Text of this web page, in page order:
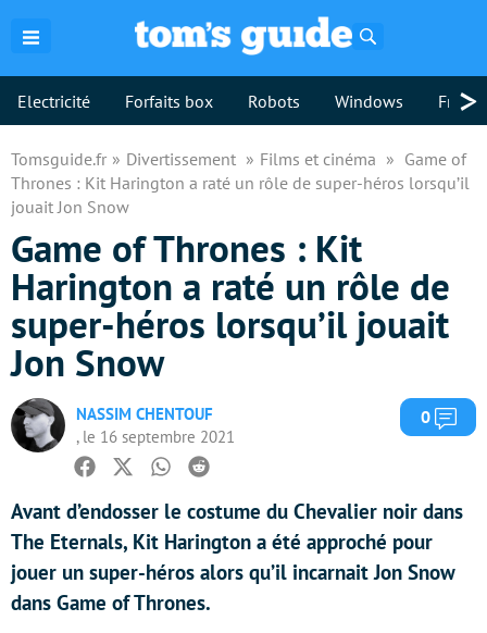
Electricité Forfaits box Robots Windows >
Tomsguide.fr Divertissement Films et cinéma
Game of
Thrones : Kit Harington a raté un rôle de super-héros lorsqu’il
jouait Jon Snow
Game of Thrones : Kit
Harington a raté un rôle de
super-héros lorsqu’il jouait
Jon Snow
NASSIM CHENTOUF
, le 16 septembre 2021
0
Facebook
TwitterWhatsapp
Reddit
Avant d’endosser le costume du Chevalier noir dans
The Eternals, Kit Harington a été approché pour
jouer un super-héros alors qu’il incarnait Jon Snow
dans Game of Thrones.